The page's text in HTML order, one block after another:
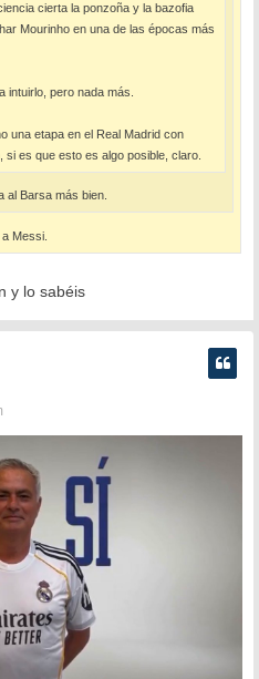
cierta la ponzoña y la bazofia
Mourinho en una de las épocas más
intuirlo, pero nada más.
una etapa en el Real Madrid con
si es que esto es algo posible, claro.
al Barsa más bien.
Messi.
y lo sabéis